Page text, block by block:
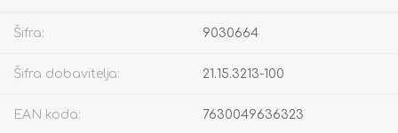
Šifra: 9030664
Šifra dobavitelja: 21.15.3213-100
EAN koda: 7630049636323